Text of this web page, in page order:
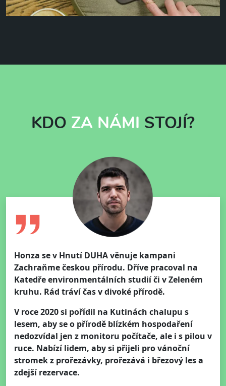
KDO ZA NÁMI STOJÍ?
Honza se v Hnutí DUHA věnuje kampani
Zachraňme českou přírodu. Dříve pracoval na
Katedře environmentálních studií či v Zeleném
kruhu. Rád tráví čas v divoké přírodě.
V roce 2020 si pořídil na Kutinách chalupu s
lesem, aby se o přírodě blízkém hospodaření
nedozvídal jen z monitoru počítače, ale i s pilou v
ruce. Nabízí lidem, aby si přijeli pro vánoční
stromek z prořezávky, prořezává i březový les a
zdejší rezervace.